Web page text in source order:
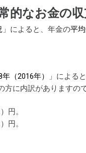
的なお金の収
」によると、年金の平
（2016年）
」による
に内訳がありますの
円。
円。